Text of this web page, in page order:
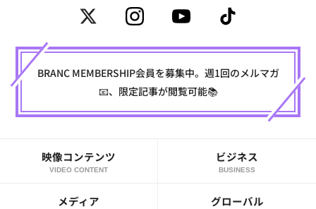
BRANC MEMBERSHIP会員を募集中。週1回のメルマガ
📧、限定記事が閲覧可能📚
映像コンテンツ
VIDEO CONTENT
ビジネス
BUSINESS
メディア グローバル